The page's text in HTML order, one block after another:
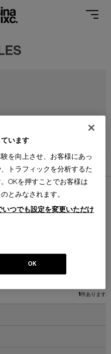
1件あります
1件あります
います
を向上させ、お客様にあっ
トラフィックを分析するた
OKを押すことでお客様は
とみなされます。
いつでも設定を変更いただけ
OK